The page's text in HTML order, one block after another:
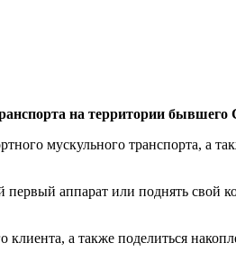
на территории
мускульного транспорта, а
аппарат или поднять свой
клиента, а также поделиться